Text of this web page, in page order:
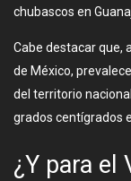
chubascos en
Cabe destacar que,
de México,
del territorio
grados centígrados
¿Y para el